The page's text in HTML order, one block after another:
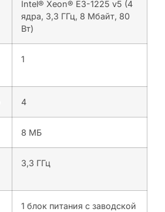
Intel® Xeon® E3-1225 v5 (4
ядра, 3,3 ГГц, 8 Мбайт, 80
Вт)
1
4
8 МБ
3,3 ГГц
1 блок питания с заводской